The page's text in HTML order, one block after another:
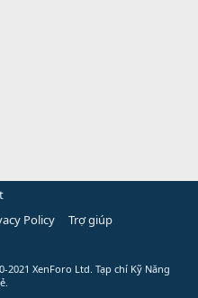
Policy
Trợ giúp
2021 XenForo Ltd. Tạp chí Kỹ Năng